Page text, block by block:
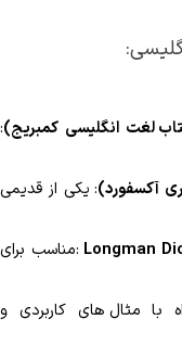
اب لغت انگلیسی کمبریج)
آکسفورد)
Longman